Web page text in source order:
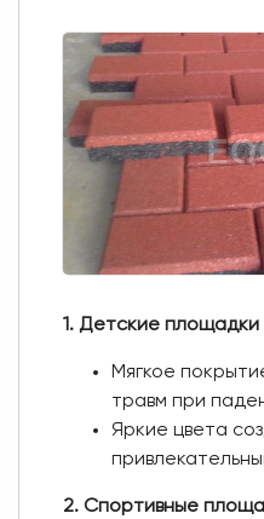
1. Детские площадки
Мягкое
травм при
Яркие цвета
2. Спортивные